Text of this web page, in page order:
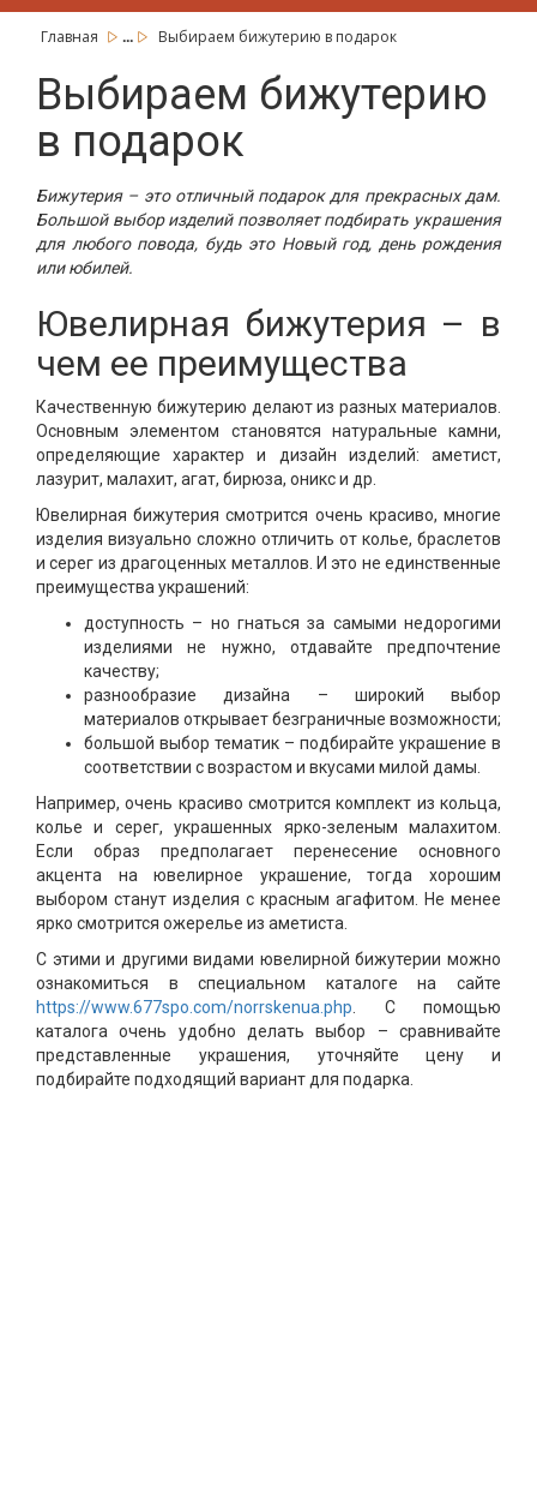
Главная ... Выбираем бижутерию в подарок
Выбираем бижутерию
в подарок
Бижутерия – это отличный подарок для прекрасных дам.
Большой выбор изделий позволяет подбирать украшения
для любого повода, будь это Новый год, день рождения
или юбилей.
Ювелирная бижутерия – в
чем ее преимущества
Качественную бижутерию делают из разных материалов.
Основным элементом становятся натуральные камни,
определяющие характер и дизайн изделий: аметист,
лазурит, малахит, агат, бирюза, оникс и др.
Ювелирная бижутерия смотрится очень красиво, многие
изделия визуально сложно отличить от колье, браслетов
и серег из драгоценных металлов. И это не единственные
преимущества украшений:
доступность – но гнаться за самыми недорогими
изделиями не нужно, отдавайте предпочтение
качеству;
разнообразие дизайна – широкий выбор
материалов открывает безграничные возможности;
большой выбор тематик – подбирайте украшение в
соответствии с возрастом и вкусами милой дамы.
Например, очень красиво смотрится комплект из кольца,
колье и серег, украшенных ярко-зеленым малахитом.
Если образ предполагает перенесение основного
акцента на ювелирное украшение, тогда хорошим
выбором станут изделия с красным агафитом. Не менее
ярко смотрится ожерелье из аметиста.
С этими и другими видами ювелирной бижутерии можно
ознакомиться в специальном каталоге на сайте
https://www.677spo.com/norrskenua.php . С помощью
каталога очень удобно делать выбор – сравнивайте
представленные украшения, уточняйте цену и
подбирайте подходящий вариант для подарка.